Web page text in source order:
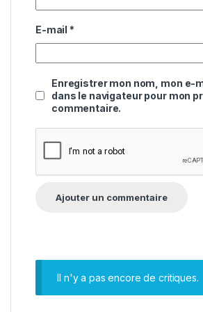
E-mail *
Enregistrer mon nom, mon e-
dans le navigateur pour mon
commentaire.
Il n'y a pas encore de critiques.